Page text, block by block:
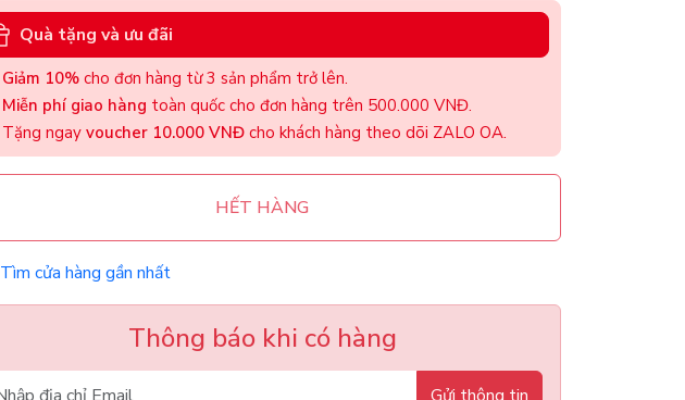
Quà tặng và ưu đãi
Giảm 10% cho đơn hàng từ 3 sản phẩm trở lên.
Miễn phí giao hàng toàn quốc cho đơn hàng trên 500.000 VNĐ.
Tặng ngay voucher 10.000 VNĐ cho khách hàng theo dõi ZALO OA.
HẾT HÀNG
Tìm cửa hàng gần nhất
Thông báo khi có hàng